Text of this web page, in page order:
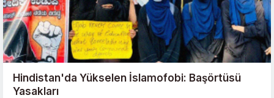
Hindistan'da Yükselen İslamofobi: Başörtüsü
Yasakları